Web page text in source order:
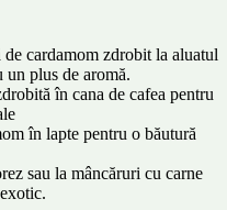
cardamom zdrobit la aluatul
plus de aromă.
în cana de cafea pentru
în lapte pentru o băutură
sau la mâncăruri cu carne